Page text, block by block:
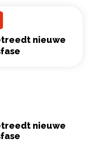
nieuwe
nieuwe